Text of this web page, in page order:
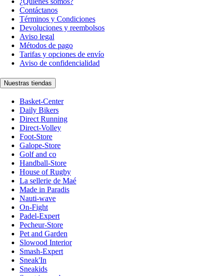
Contáctanos
Términos y Condiciones
Devoluciones y reembolsos
Aviso legal
Métodos de pago
Tarifas y opciones de envío
Aviso de confidencialidad
Nuestras tiendas
Basket-Center
Daily Bikers
Direct Running
Direct-Volley
Foot-Store
Galope-Store
Golf and co
Handball-Store
House of Rugby
La sellerie de Maé
Made in Paradis
Nauti-wave
On-Fight
Padel-Expert
Pecheur-Store
Pet and Garden
Slowood Interior
Smash-Expert
Sneak'In
Sneakids